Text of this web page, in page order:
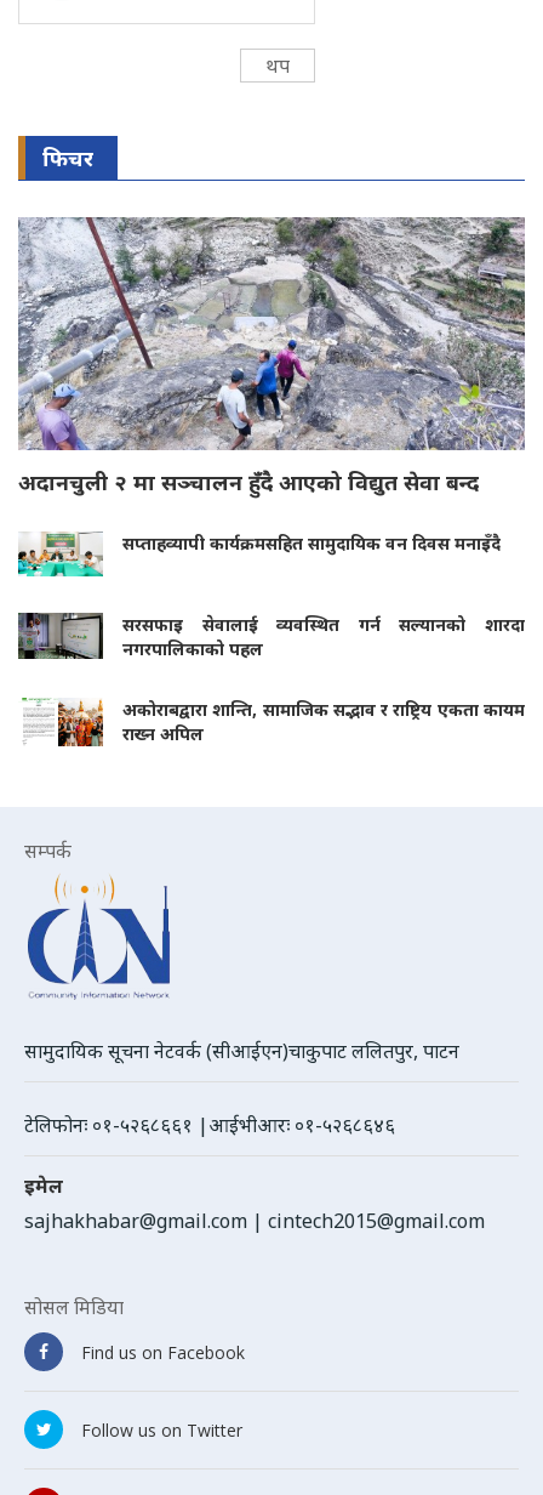
थप
फिचर
अदानचुली २ मा सञ्चालन हुँदै आएको विद्युत सेवा बन्द
सप्ताहव्यापी कार्यक्रमसहित सामुदायिक वन दिवस मनाइँदै
सरसफाइ सेवालाई व्यवस्थित गर्न सल्यानको शारदा
नगरपालिकाको पहल
अकोराबद्वारा शान्ति, सामाजिक सद्भाव र राष्ट्रिय एकता कायम
राख्न अपिल
सम्पर्क
सामुदायिक सूचना नेटवर्क (सीआईएन)चाकुपाट ललितपुर, पाटन
टेलिफोनः ०१-५२६८६६१ |आईभीआरः ०१-५२६८६४६
इमेल
sajhakhabar@gmail.com | cintech2015@gmail.com
सोसल मिडिया
Find us on Facebook
Follow us on Twitter